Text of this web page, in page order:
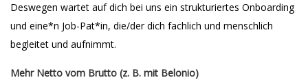
Deswegen wartet auf dich bei uns ein strukturiertes Onboarding
und eine*n Job-Pat*in, die/der dich fachlich und menschlich
begleitet und aufnimmt.
Mehr Netto vom Brutto (z. B. mit Belonio)